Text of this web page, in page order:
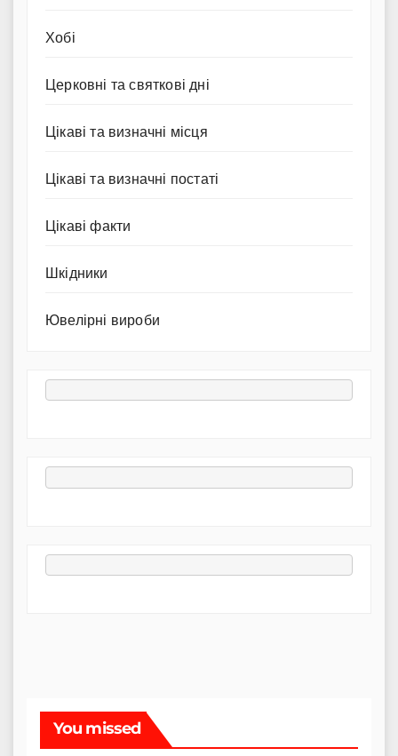
Хобі
Церковні та святкові дні
Цікаві та визначні місця
Цікаві та визначні постаті
Цікаві факти
Шкідники
Ювелірні вироби
You missed